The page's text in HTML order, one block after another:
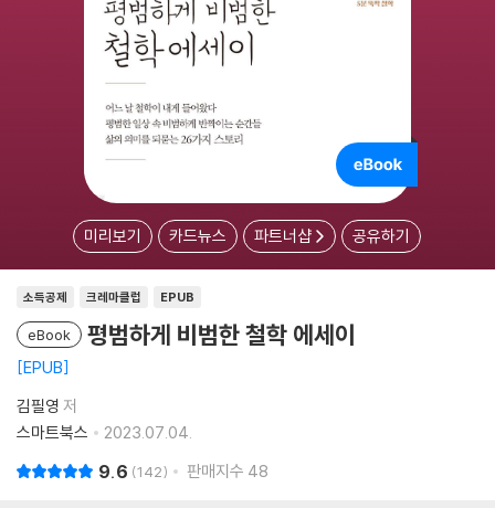
미리보기 카드뉴스 파트너샵 공유하기
소득공제 크레마클럽 EPUB
eBook 평범하게 비범한 철학 에세이
EPUB
김필영 저
스마트북스
2023.07.04.
9.6 142 판매지수 48